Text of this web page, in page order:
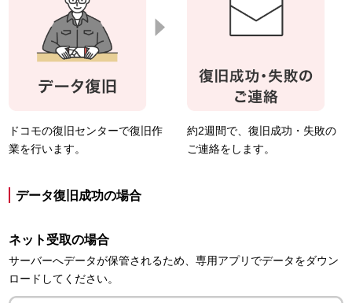
ドコモの復旧センターで復旧作
業を行います。
約2週間で、復旧成功・失敗の
ご連絡をします。
データ復旧成功の場合
ネット受取の場合
サーバーへデータが保管されるため、専用アプリでデータをダウン
ロードしてください。